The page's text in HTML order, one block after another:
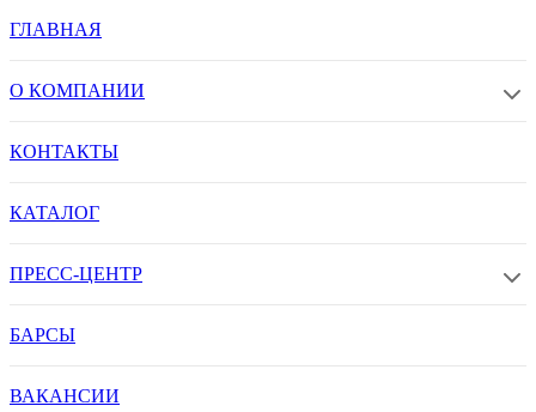
ГЛАВНАЯ
О КОМПАНИИ
КОНТАКТЫ
КАТАЛОГ
ПРЕСС-ЦЕНТР
БАРСЫ
ВАКАНСИИ